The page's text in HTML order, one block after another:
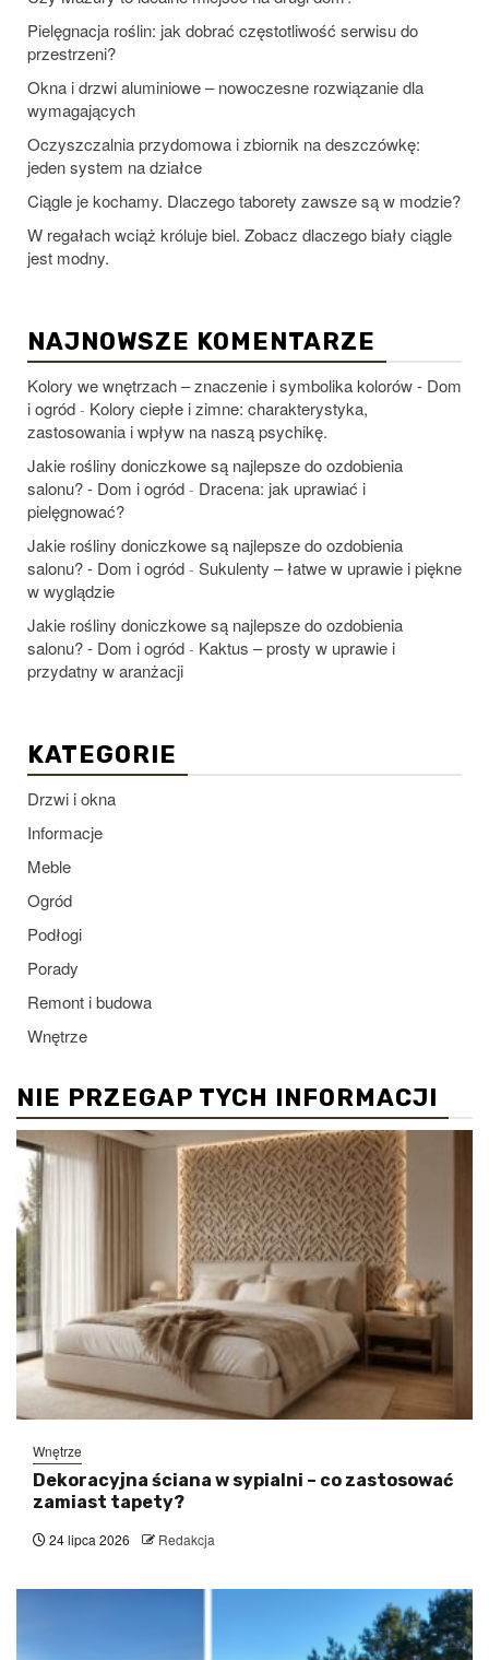
Pielęgnacja roślin: jak dobrać częstotliwość serwisu do
przestrzeni?
Okna i drzwi aluminiowe – nowoczesne rozwiązanie dla
wymagających
Oczyszczalnia przydomowa i zbiornik na deszczówkę:
jeden system na działce
Ciągle je kochamy. Dlaczego taborety zawsze są w modzie?
W regałach wciąż króluje biel. Zobacz dlaczego biały ciągle
jest modny.
NAJNOWSZE KOMENTARZE
Kolory we wnętrzach – znaczenie i symbolika kolorów - Dom
i ogród - Kolory ciepłe i zimne: charakterystyka,
zastosowania i wpływ na naszą psychikę.
Jakie rośliny doniczkowe są najlepsze do ozdobienia
salonu? - Dom i ogród - Dracena: jak uprawiać i
pielęgnować?
Jakie rośliny doniczkowe są najlepsze do ozdobienia
salonu? - Dom i ogród - Sukulenty – łatwe w uprawie i piękne
w wyglądzie
Jakie rośliny doniczkowe są najlepsze do ozdobienia
salonu? - Dom i ogród - Kaktus – prosty w uprawie i
przydatny w aranżacji
KATEGORIE
Drzwi i okna
Informacje
Meble
Ogród
Podłogi
Porady
Remont i budowa
Wnętrze
NIE PRZEGAP TYCH INFORMACJI
Wnętrze
Dekoracyjna ściana w sypialni – co zastosować
zamiast tapety?
24 lipca 2026 Redakcja